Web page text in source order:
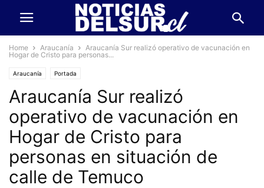
Home Araucanía
Araucanía Sur realizó operativo de vacunación en
Hogar de Cristo para personas...
Araucanía Portada
Araucanía Sur realizó
operativo de vacunación en
Hogar de Cristo para
personas en situación de
calle de Temuco